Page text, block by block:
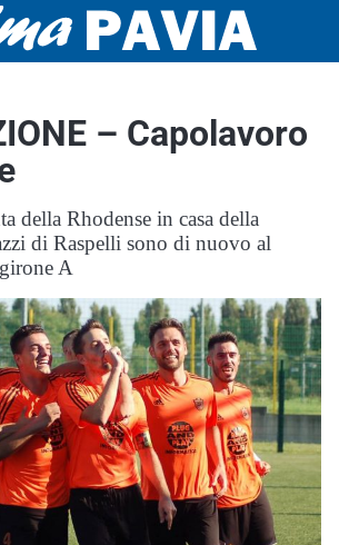
– Capolavoro
della Rhodense in casa della
di Raspelli sono di nuovo al
A